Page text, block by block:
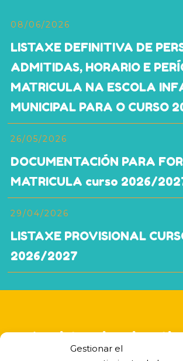
Gestionar el
08/06/2026
LISTAXE DEFINITIVA DE
ADMITIDAS, HORARIO E
MATRICULA NA ESCOLA
MUNICIPAL PARA O CURSO
26/05/2026
DOCUMENTACIÓN PARA
MATRICULA curso 2026/
29/04/2026
LISTAXE PROVISIONAL
2026/2027
A asistencia